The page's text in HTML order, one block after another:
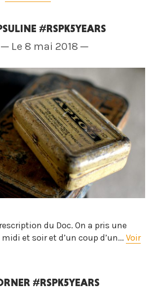
#RSPK5YEARS
─ Le 8 mai 2018 ─
du Doc. On a pris une
et soir et d’un coup d’un... Voir
#RSPK5YEARS